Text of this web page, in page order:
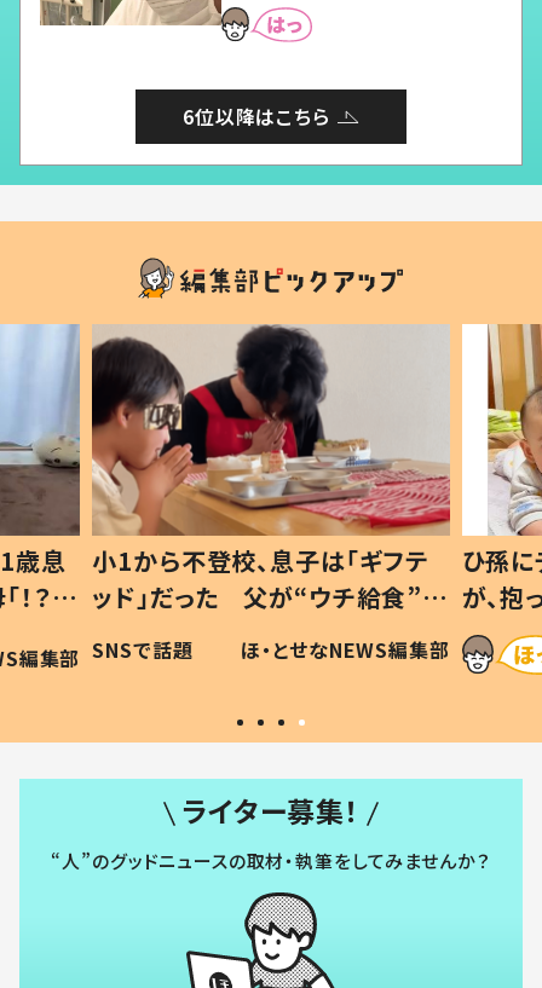
6位以降はこちら
歳息
？」
編集部
小1から不登校、息子は「ギフテ
ッド」だった 父が“ウチ給食”を
作り続ける理由とは #令和の親
#令和の子
SNSで話題 ほ・とせなNEWS編集部
ひ孫
が、
「涙が
い」
ライター募集！
“人”のグッドニュースの取材・執筆をしてみませんか？